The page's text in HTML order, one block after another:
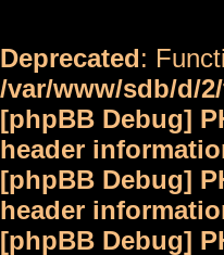
Deprecated:
/var/www/sdb/d/
[phpBB Debug]
header
[phpBB Debug]
header
[phpBB Debug]